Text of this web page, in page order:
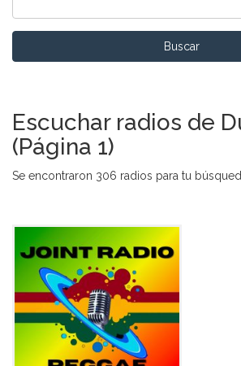
Buscar
Escuchar radios de
(Página 1)
Se encontraron 306 radios para tu